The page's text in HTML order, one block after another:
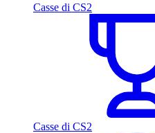
Casse di CS2
Casse di CS2